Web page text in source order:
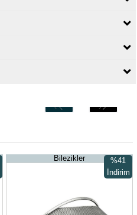
Bilezikler
%41
İndirim
‹ ›